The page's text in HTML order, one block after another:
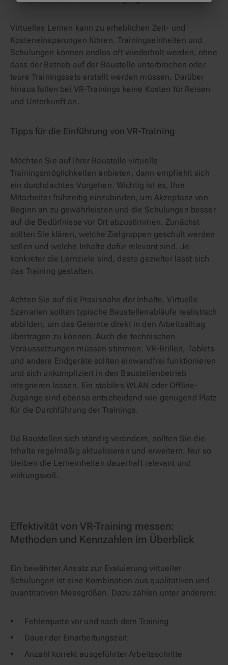
Virtuelles Lernen kann zu erheblichen Zeit- und
Kosteneinsparungen führen. Trainingseinheiten und
Schulungen können endlos oft wiederholt werden, ohne
dass der Betrieb auf der Baustelle unterbrochen oder
teure Trainingssets erstellt werden müssen. Darüber
hinaus fallen bei VR-Trainings keine Kosten für Reisen
und Unterkunft an.
Tipps für die Einführung von VR-Training
Möchten Sie auf Ihrer Baustelle virtuelle
Trainingsmöglichkeiten anbieten, dann empfiehlt sich
ein durchdachtes Vorgehen. Wichtig ist es, Ihre
Mitarbeiter frühzeitig einzubinden, um Akzeptanz von
Beginn an zu gewährleisten und die Schulungen besser
auf die Bedürfnisse vor Ort abzustimmen. Zunächst
sollten Sie klären, welche Zielgruppen geschult werden
sollen und welche Inhalte dafür relevant sind. Je
konkreter die Lernziele sind, desto gezielter lässt sich
das Training gestalten.
Achten Sie auf die Praxisnähe der Inhalte. Virtuelle
Szenarien sollten typische Baustellenabläufe realistisch
abbilden, um das Gelernte direkt in den Arbeitsalltag
übertragen zu können. Auch die technischen
Voraussetzungen müssen stimmen. VR-Brillen, Tablets
und andere Endgeräte sollten einwandfrei funktionieren
und sich unkompliziert in den Baustellenbetrieb
integrieren lassen. Ein stabiles WLAN oder Offline-
Zugänge sind ebenso entscheidend wie genügend Platz
für die Durchführung der Trainings.
Da Baustellen sich ständig verändern, sollten Sie die
Inhalte regelmäßig aktualisieren und erweitern. Nur so
bleiben die Lerneinheiten dauerhaft relevant und
wirkungsvoll.
Effektivität von VR-Training messen:
Methoden und Kennzahlen im Überblick
Ein bewährter Ansatz zur Evaluierung virtueller
Schulungen ist eine Kombination aus qualitativen und
quantitativen Messgrößen. Dazu zählen unter anderem:
Fehlerquote vor und nach dem Training
Dauer der Einarbeitungszeit
Anzahl korrekt ausgeführter Arbeitsschritte